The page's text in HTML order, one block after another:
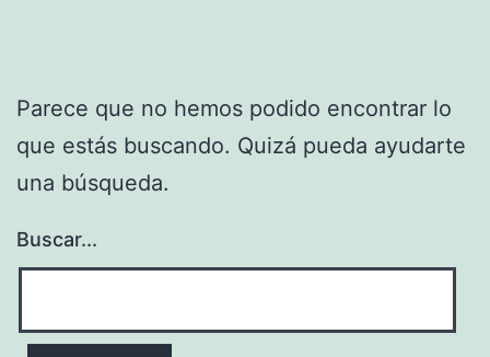
Parece que no hemos podido encontrar lo
que estás buscando. Quizá pueda ayudarte
una búsqueda.
Buscar...